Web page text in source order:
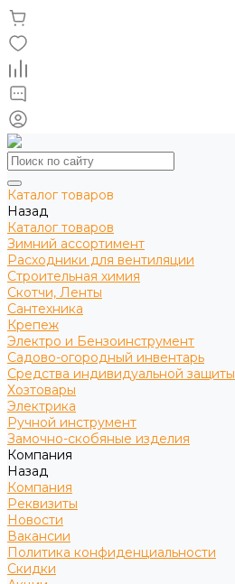
Каталог товаров
Назад
Каталог товаров
Зимний ассортимент
Расходники для вентиляции
Строительная химия
Скотчи, Ленты
Сантехника
Крепеж
Электро и Бензоинструмент
Садово-огородный инвентарь
Средства индивидуальной защиты
Хозтовары
Электрика
Ручной инструмент
Замочно-скобяные изделия
Компания
Назад
Компания
Реквизиты
Новости
Вакансии
Политика конфиденциальности
Скидки